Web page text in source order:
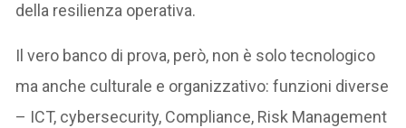
della resilienza operativa.
Il vero banco di prova, però, non è solo tecnologico
ma anche culturale e organizzativo: funzioni diverse
– ICT, cybersecurity, Compliance, Risk Management